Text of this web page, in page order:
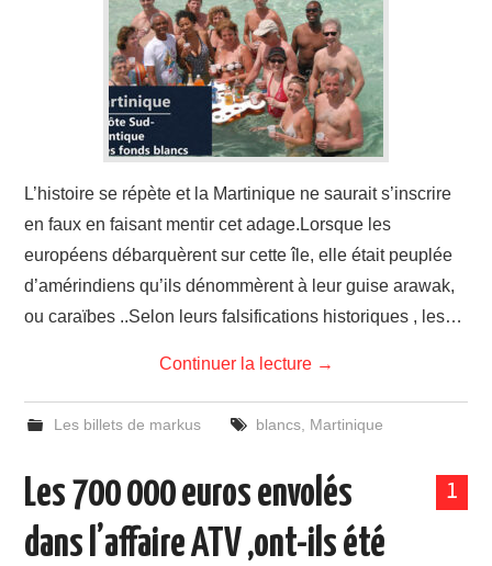
L’histoire se répète et la Martinique ne saurait s’inscrire
en faux en faisant mentir cet adage.Lorsque les
européens débarquèrent sur cette île, elle était peuplée
d’amérindiens qu’ils dénommèrent à leur guise arawak,
ou caraïbes ..Selon leurs falsifications historiques , les…
Continuer la lecture →
Les billets de markus blancs, Martinique
1
Les 700 000 euros envolés
dans l’affaire ATV ,ont-ils été